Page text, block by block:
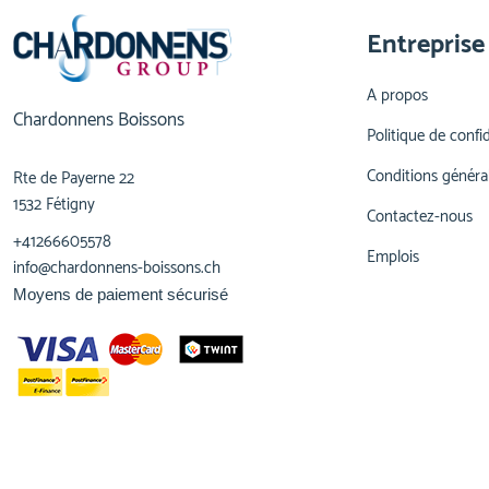
Chardonnens Boissons
Rte de Payerne 22
1532 Fétigny
+41266605578
info@chardonnens-boissons.ch
Entreprise
A propos
Politique de
Conditions
Contactez-nous
Emplois
Moyens de paiement sécurisé